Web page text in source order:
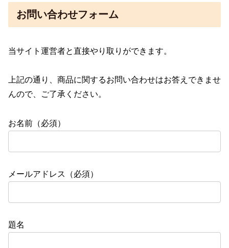
お問い合わせフォーム
当サイト運営者と直接やり取りができます。
上記の通り、商品に関するお問い合わせはお答えできませ
んので、ご了承ください。
お名前（必須）
メールアドレス（必須）
題名